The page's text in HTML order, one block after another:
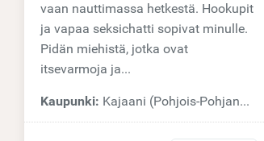
vaan nauttimassa hetkestä. Hookupit
ja vapaa seksichatti sopivat minulle.
Pidän miehistä, jotka ovat
itsevarmoja ja...
Kaupunki: Kajaani (Pohjois-Pohjanmaa)